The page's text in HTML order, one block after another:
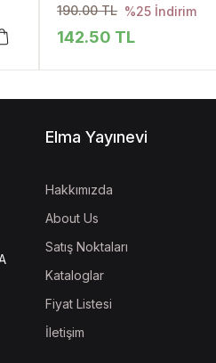
190.00 TL %25 İndirim
142.50 TL
Elma Yayınevi
Hakkımızda
About Us
Satış Noktaları
Kataloglar
Fiyat Listesi
İletişim